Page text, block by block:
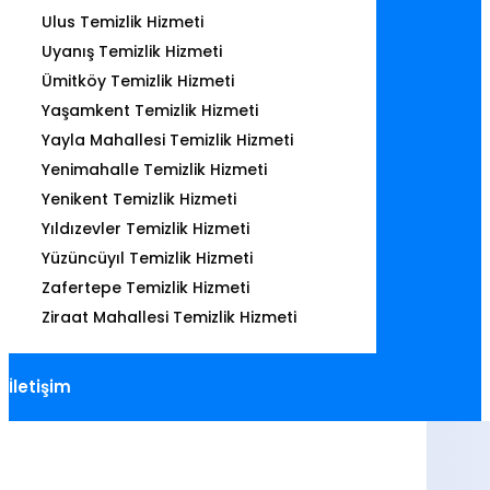
Ulus Temizlik Hizmeti
Uyanış Temizlik Hizmeti
Ümitköy Temizlik Hizmeti
Yaşamkent Temizlik Hizmeti
Yayla Mahallesi Temizlik Hizmeti
Yenimahalle Temizlik Hizmeti
Yenikent Temizlik Hizmeti
Yıldızevler Temizlik Hizmeti
Yüzüncüyıl Temizlik Hizmeti
Zafertepe Temizlik Hizmeti
Ziraat Mahallesi Temizlik Hizmeti
İletişim